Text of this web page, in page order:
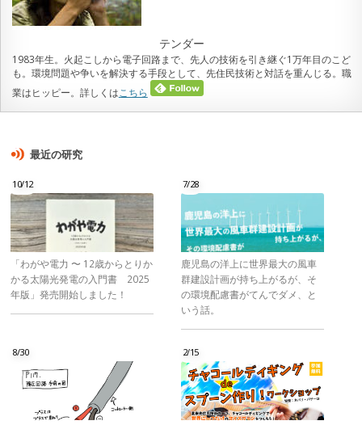
テンダー
1983年生。火起こしから電子回路まで、先人の技術を引き継ぐ1万年目のこど
も。環境問題や争いを解決する手段として、先住民技術と対話を重んじる。職
業はヒッピー。詳しくは こちら
最近の研究
10/12
「わがや電力 〜 12歳からとりか
かる太陽光発電の入門書 2025
年版」発売開始しました！
7/28
鹿児島の洋上に世界最大の風車
群建設計画が持ち上がるが、そ
の環境配慮書がてんでダメ、と
いう話。
8/30 2/15